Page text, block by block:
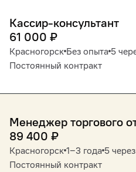
Кассир-консультант
61 000 ₽
Красногорск Без опыта 5
Постоянный контракт
Менеджер торгового
89 400 ₽
Красногорск 1‒3 года 5
Постоянный контракт